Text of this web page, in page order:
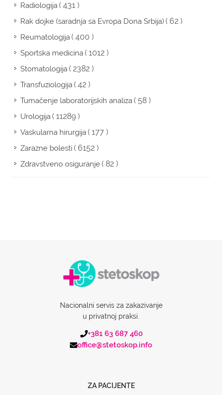
Radiologija( 431 )
Rak dojke (saradnja sa Evropa Dona Srbija)( 62 )
Reumatologija( 400 )
Sportska medicina( 1012 )
Stomatologija( 2382 )
Transfuziologija( 42 )
Tumačenje laboratorijskih analiza( 58 )
Urologija( 11289 )
Vaskularna hirurgija( 177 )
Zarazne bolesti( 6152 )
Zdravstveno osiguranje( 82 )
Nacionalni servis za zakazivanje
u privatnoj praksi.
+381 63 687 460
office@stetoskop.info
ZA PACIJENTE